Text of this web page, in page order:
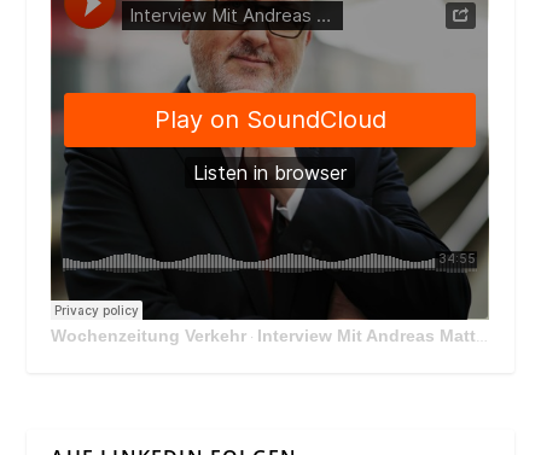
Wochenzeitung Verkehr · Interview Mit Andreas Matthä, CEO der ÖBB Holding